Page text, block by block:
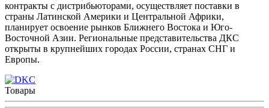
контракты с дистрибьюторами, осуществляет поставки в
страны Латинской Америки и Центральной Африки,
планирует освоение рынков Ближнего Востока и Юго-
Восточной Азии. Региональные представительства ДКС
открыты в крупнейших городах России, странах СНГ и
Европы.
Товары